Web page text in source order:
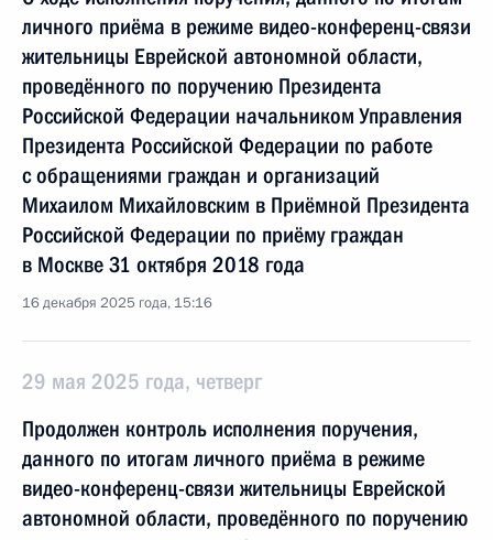
личного приёма в режиме видео-конференц-связи
жительницы Еврейской автономной области,
проведённого по поручению Президента
Российской Федерации начальником Управления
Президента Российской Федерации по работе
с обращениями граждан и организаций
Михаилом Михайловским в Приёмной Президента
Российской Федерации по приёму граждан
в Москве 31 октября 2018 года
16 декабря 2025 года, 15:16
29 мая 2025 года, четверг
Продолжен контроль исполнения поручения,
данного по итогам личного приёма в режиме
видео-конференц-связи жительницы Еврейской
автономной области, проведённого по поручению